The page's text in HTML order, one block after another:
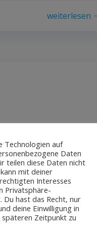
weiterlesen
der Familie
stammte aus Netra
Die Entwicklung von
weiterlesen
Technologien auf
Daten
teilen diese Daten nicht
mit deiner
Interesses
Privatsphäre-
Du hast das Recht, nur
deine Einwilligung in
Zeitpunkt zu